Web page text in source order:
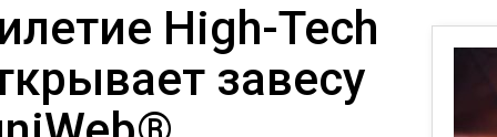
High-Tech
завесу